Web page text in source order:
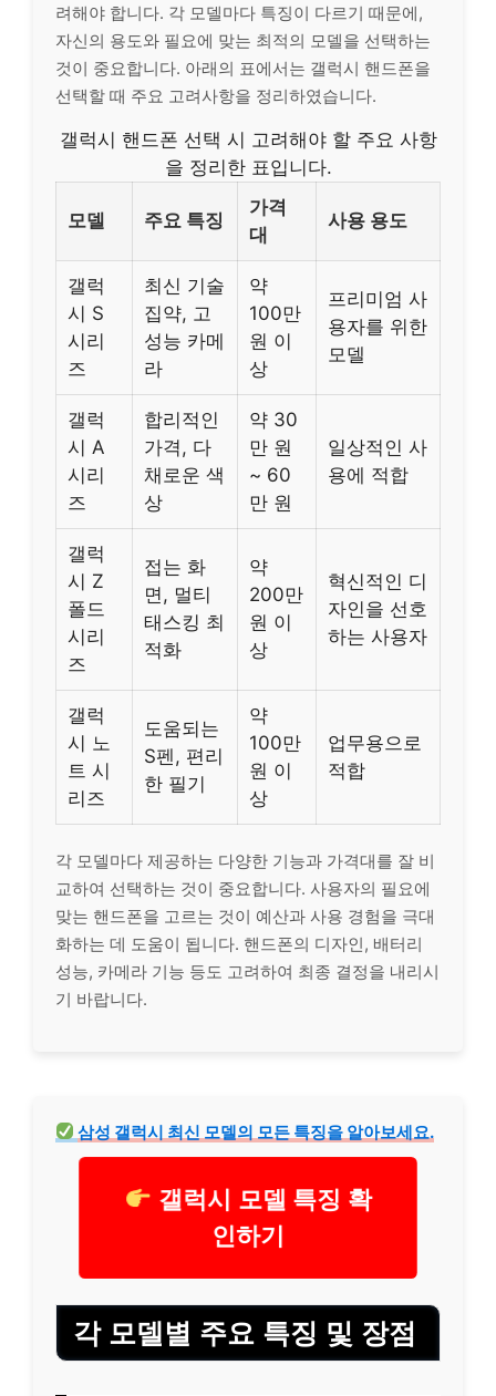
려해야 합니다. 각 모델마다 특징이 다르기 때문에,
자신의 용도와 필요에 맞는 최적의 모델을 선택하는
것이 중요합니다. 아래의 표에서는 갤럭시 핸드폰을
선택할 때 주요 고려사항을 정리하였습니다.
갤럭시 핸드폰 선택 시 고려해야 할 주요 사항
을 정리한 표입니다.
모델 주요 특징
가격
대
사용 용도
갤럭
시 S
시리
즈
최신 기술
집약, 고
성능 카메
라
약
100만
원 이
상
프리미엄 사
용자를 위한
모델
갤럭
시 A
시리
즈
합리적인
가격, 다
채로운 색
상
약 30
만 원
~ 60
만 원
일상적인 사
용에 적합
갤럭
시 Z
폴드
시리
즈
접는 화
면, 멀티
태스킹 최
적화
약
200만
원 이
상
혁신적인 디
자인을 선호
하는 사용자
갤럭
시 노
트 시
리즈
도움되는
S펜, 편리
한 필기
약
100만
원 이
상
업무용으로
적합
각 모델마다 제공하는 다양한 기능과 가격대를 잘 비
교하여 선택하는 것이 중요합니다. 사용자의 필요에
맞는 핸드폰을 고르는 것이 예산과 사용 경험을 극대
화하는 데 도움이 됩니다. 핸드폰의 디자인, 배터리
성능, 카메라 기능 등도 고려하여 최종 결정을 내리시
기 바랍니다.
삼성 갤럭시 최신 모델의 모든 특징을 알아보세요.
갤럭시 모델 특징 확
인하기
각 모델별 주요 특징 및 장점